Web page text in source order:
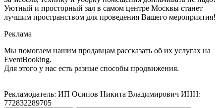
Уютный и просторный зал в самом центре Москвы станет
лучшим пространством для проведения Вашего мероприятия!
Реклама
Мы помогаем нашим продавцам рассказать об их услугах на
EventBooking.
Для этого у нас есть разные способы продвижения.
Рекламодатель: ИП Осипов Никита Владимирович ИНН:
772832289705